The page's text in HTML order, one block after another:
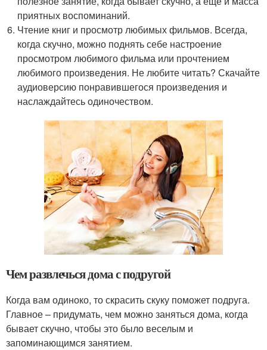
приятных воспоминаний.
Чтение книг и просмотр любимых фильмов. Всегда,
когда скучно, можно поднять себе настроение
просмотром любимого фильма или прочтением
любимого произведения. Не любите читать? Скачайте
аудиоверсию понравившегося произведения и
наслаждайтесь одиночеством.
Чем развлечься дома с подругой
Когда вам одиноко, то скрасить скуку поможет подруга.
Главное – придумать, чем можно заняться дома, когда
бывает скучно, чтобы это было веселым и
запоминающимся занятием.